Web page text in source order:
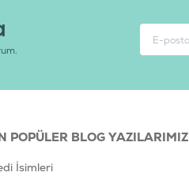
POPÜLER BLOG YAZILARIMIZ
İsimleri